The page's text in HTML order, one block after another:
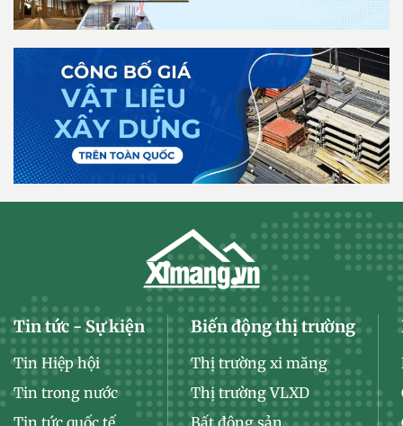
Tin tức - Sự kiện
Tin Hiệp hội
Tin trong nước
Biến động thị trường
Thị trường xi măng
Thị trường VLXD